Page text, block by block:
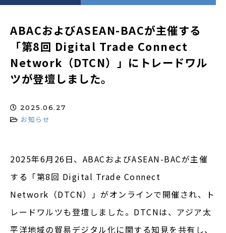
ABACおよびASEAN-BACが主催する
「第8回 Digital Trade Connect
Network（DTCN）」にトレードワル
ツが登壇しました。
2025.06.27
お知らせ
2025年6月26日、ABACおよびASEAN-BACが主催
する「第8回 Digital Trade Connect
Network（DTCN）」がオンラインで開催され、ト
レードワルツも登壇しました。DTCNは、アジア太
平洋地域の貿易デジタル化に関する知見を共有し、